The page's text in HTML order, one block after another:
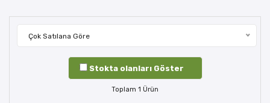
Çok Satılana Göre
Stokta olanları Göster
Toplam 1 Ürün